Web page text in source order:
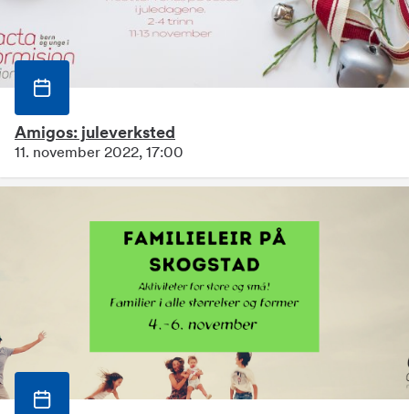
Amigos: juleverksted
11. november 2022, 17:00